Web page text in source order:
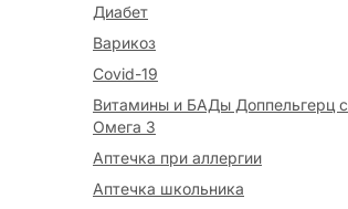
Диабет
Варикоз
Covid-19
Витамины и БАДы Доппельгерц с
Омега 3
Аптечка при аллергии
Аптечка школьника